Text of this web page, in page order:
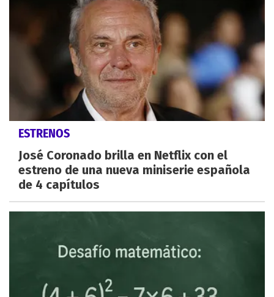
ESTRENOS
José Coronado brilla en Netflix con el
estreno de una nueva miniserie española
de 4 capítulos